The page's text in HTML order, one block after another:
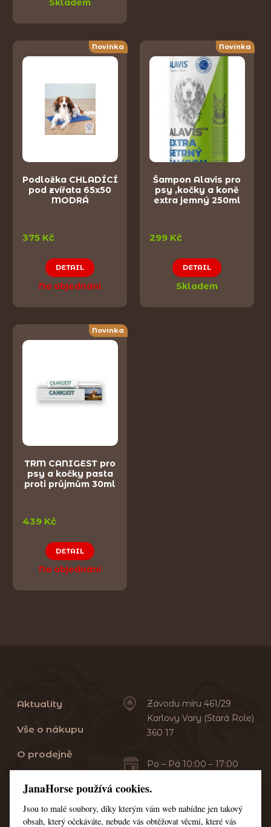
Skladem
Novinka
Podložka CHLADÍCÍ
pod zvířata 65x50
MODRÁ
375 Kč
DETAIL
Na objednání
Novinka
Šampon Alavis pro
psy ,kočky a koně
extra jemný 250ml
299 Kč
DETAIL
Skladem
Novinka
TRM CANIGEST pro
psy a kočky pasta
proti průjmům 30ml
439 Kč
DETAIL
Na objednání
Aktuality
Vše o nákupu
O prodejně
Servis
Závodu míru 461/29
Karlovy Vary (Stará Role)
360 17
Po – Pá 10:00 – 17:00
+420 353 549 410
+420 608 444 378
JanaHorse používá cookies.
Jsou to malé soubory, díky kterým vám web nabídne jen takový
obsah, který očekáváte, nebude vás obtěžovat věcmi, které vás